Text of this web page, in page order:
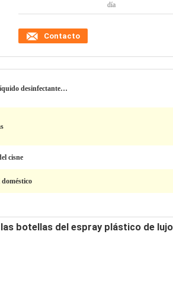
día
Contacto
desinfectante…
cisne
botellas del espray plástico de